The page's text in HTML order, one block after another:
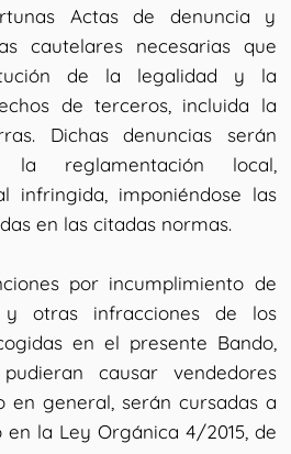
Actas de denuncia y
cautelares necesarias que
de la legalidad y la
de terceros, incluida la
Dichas denuncias serán
la reglamentación local,
infringida, imponiéndose las
en las citadas normas.
por incumplimiento de
otras infracciones de los
en el presente Bando,
causar vendedores
en general, serán cursadas a
la Ley Orgánica 4/2015, de